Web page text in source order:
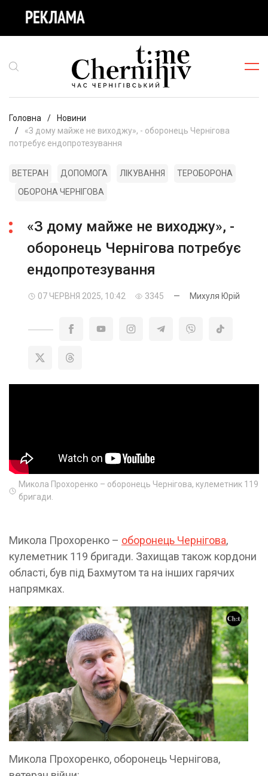
Головна
Новини
«З дому майже не виходжу», - оборонець Чернігова
потребує ендопротезування
ВЕТЕРАН ДОПОМОГА ЛІКУВАННЯ
ТЕРОБОРОНА
ОБОРОНА ЧЕРНІГОВА
«З дому майже не виходжу», -
оборонець Чернігова потребує
ендопротезування
07 ЧЕРВНЯ 2025, 10:42 3345 — Михуля Юрій
Микола Прохоренко – оборонець Чернігова, кулеметник 119
бригади.
Микола Прохоренко – оборонець Чернігова,
кулеметник 119 бригади. Захищав також кордони
області, був під Бахмутом та на інших гарячих
напрямках.
Микола Прохоренко, оборонець Чернігова,